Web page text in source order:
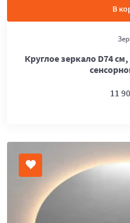
В
Круглое зеркало D74
11